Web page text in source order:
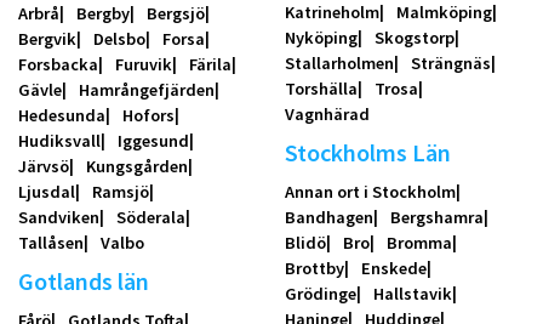
Arbrå Bergby
Bergsjö
Bergvik
Delsbo
Forsa
Forsbacka
Furuvik
Färila
Gävle
Hamrångefjärden
Hedesunda
Hofors
Hudiksvall
Iggesund
Järvsö
Kungsgården
Ljusdal
Ramsjö
Sandviken
Söderala
Tallåsen
Valbo
Gotlands län
Katrineholm
Malmköping
Nyköping
Skogstorp
Stallarholmen
Strängnäs
Torshälla
Trosa
Vagnhärad
Stockholms Län
Annan ort i Stockholm
Bandhagen
Bergshamra
Blidö
Bro
Bromma
Brottby
Enskede
Grödinge
Hallstavik